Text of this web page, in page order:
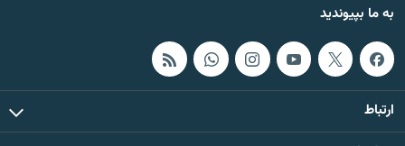
به ما بپیوندید
ارتباط